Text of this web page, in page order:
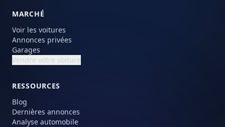
MARCHÉ
Voir les voitures
Annonces privées
Garages
Vendre votre voiture
RESSOURCES
Blog
Dernières annonces
Analyse automobile